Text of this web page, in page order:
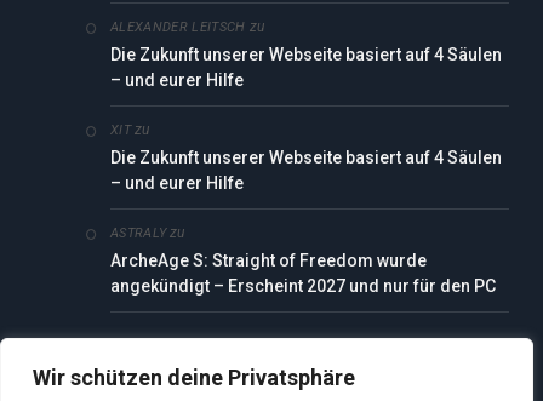
Wir schützen deine Privatsphäre
ALEXANDER LEITSCH zu
Die Zukunft unserer Webseite basiert auf 4 Säulen
– und eurer Hilfe
XITzu
Die Zukunft unserer Webseite basiert auf 4 Säulen
– und eurer Hilfe
ASTRALYzu
ArcheAge S: Straight of Freedom wurde
angekündigt – Erscheint 2027 und nur für den PC